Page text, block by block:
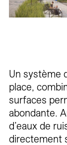
Un système
place,
surfaces
abondante.
d’eaux de
directement